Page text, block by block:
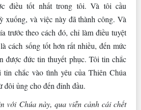
điều tốt nhất trong tôi. Và tôi cầu
xuống, và việc này đã thành công. Và
trước theo cách đó, chỉ làm điều tuyệt
cách sống tốt hơn rất nhiều, đến mức
được đức tin thuyết phục. Tôi tin chắc
chắc vào tình yêu của Thiên Chúa
đôi ủng cho đến đỉnh đầu.
với Chúa này, qua viễn cảnh cái chết